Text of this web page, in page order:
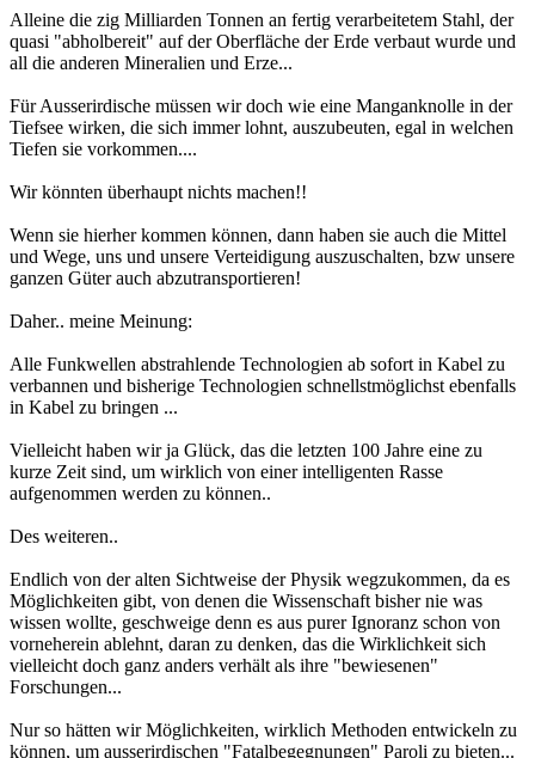
Alleine die zig Milliarden Tonnen an fertig verarbeitetem Stahl, der
quasi "abholbereit" auf der Oberfläche der Erde verbaut wurde und
all die anderen Mineralien und Erze...
Für Ausserirdische müssen wir doch wie eine Manganknolle in der
Tiefsee wirken, die sich immer lohnt, auszubeuten, egal in welchen
Tiefen sie vorkommen....
Wir könnten überhaupt nichts machen!!
Wenn sie hierher kommen können, dann haben sie auch die Mittel
und Wege, uns und unsere Verteidigung auszuschalten, bzw unsere
ganzen Güter auch abzutransportieren!
Daher.. meine Meinung:
Alle Funkwellen abstrahlende Technologien ab sofort in Kabel zu
verbannen und bisherige Technologien schnellstmöglichst ebenfalls
in Kabel zu bringen ...
Vielleicht haben wir ja Glück, das die letzten 100 Jahre eine zu
kurze Zeit sind, um wirklich von einer intelligenten Rasse
aufgenommen werden zu können..
Des weiteren..
Endlich von der alten Sichtweise der Physik wegzukommen, da es
Möglichkeiten gibt, von denen die Wissenschaft bisher nie was
wissen wollte, geschweige denn es aus purer Ignoranz schon von
vorneherein ablehnt, daran zu denken, das die Wirklichkeit sich
vielleicht doch ganz anders verhält als ihre "bewiesenen"
Forschungen...
Nur so hätten wir Möglichkeiten, wirklich Methoden entwickeln zu
können, um ausserirdischen "Fatalbegegnungen" Paroli zu bieten...